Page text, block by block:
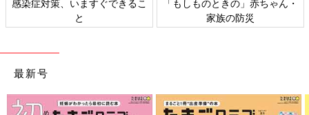
感染症対策、いますぐできるこ
と
「もしものときの」赤ちゃん・
家族の防災
最新号